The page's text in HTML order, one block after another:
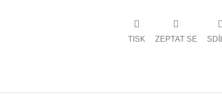
TISK ZEPTAT SE